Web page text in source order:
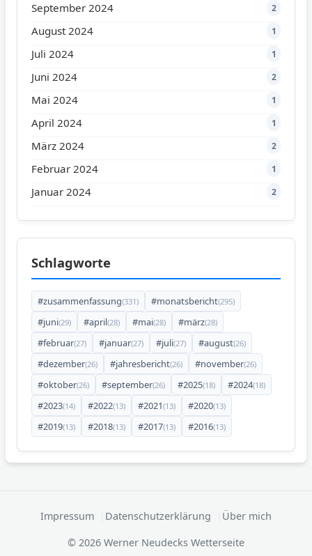
September 2024 2
August 2024 1
Juli 2024 1
Juni 2024 2
Mai 2024 1
April 2024 1
März 2024 2
Februar 2024 1
Januar 2024 2
Schlagworte
#zusammenfassung(331) #monatsbericht(295)
#juni(29) #april(28) #mai(28) #märz(28)
#februar(27) #januar(27) #juli(27) #august(26)
#dezember(26) #jahresbericht(26) #november(26)
#oktober(26) #september(26) #2025(18) #2024(18)
#2023(14) #2022(13) #2021(13) #2020(13)
#2019(13) #2018(13) #2017(13) #2016(13)
Impressum Datenschutzerklärung
Über mich
© 2026 Werner Neudecks Wetterseite